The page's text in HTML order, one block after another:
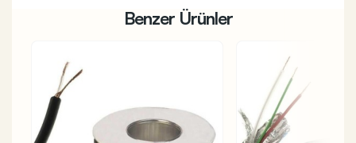
Benzer Ürünler